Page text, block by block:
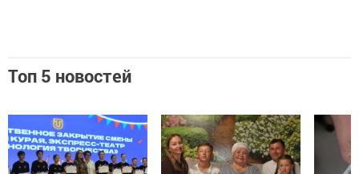
Топ 5 новостей